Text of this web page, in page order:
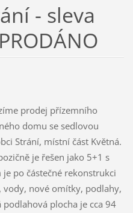
- sleva
prodej přízemního
domu se sedlovou
Strání, místní část Květná.
je řešen jako 5+1 s
po částečné rekonstrukci
nové omítky, podlahy,
podlahová plocha je cca 94